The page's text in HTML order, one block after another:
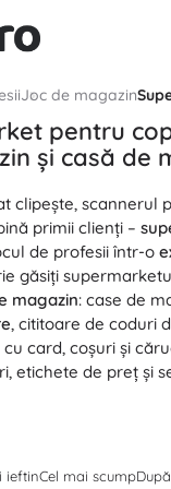
Joc de magazin
pentru
și casă de
clipește, scannerul
primii clienți –
de profesii într-o
găsiți
magazin: case de
, cititoare de coduri
card, coșuri și
etichete de preț și
și 5+ variază de la
ieftinCel mai scump